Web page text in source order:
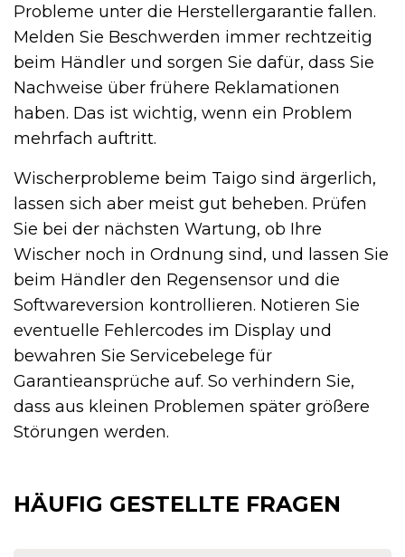
Probleme unter die Herstellergarantie fallen.
Melden Sie Beschwerden immer rechtzeitig
beim Händler und sorgen Sie dafür, dass Sie
Nachweise über frühere Reklamationen
haben. Das ist wichtig, wenn ein Problem
mehrfach auftritt.
Wischerprobleme beim Taigo sind ärgerlich,
lassen sich aber meist gut beheben. Prüfen
Sie bei der nächsten Wartung, ob Ihre
Wischer noch in Ordnung sind, und lassen Sie
beim Händler den Regensensor und die
Softwareversion kontrollieren. Notieren Sie
eventuelle Fehlercodes im Display und
bewahren Sie Servicebelege für
Garantieansprüche auf. So verhindern Sie,
dass aus kleinen Problemen später größere
Störungen werden.
HÄUFIG GESTELLTE FRAGEN